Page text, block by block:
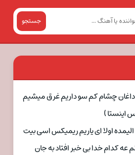
جستجو
داغان چشام کم سو داریم غرق میشیم
اینستا )
الیمده اولا ای یاریم ریمیکس اسی بیت
عه کدام خدا بی خبر افتاد به جان